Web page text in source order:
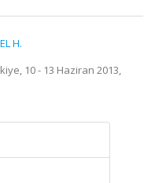
H.
10 - 13 Haziran 2013,